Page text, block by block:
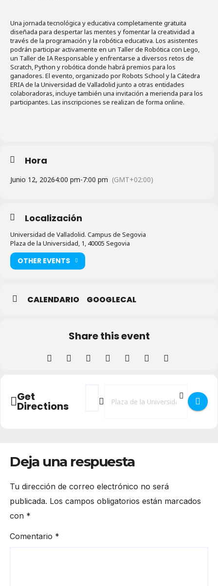
Una jornada tecnológica y educativa completamente gratuita
diseñada para despertar las mentes y fomentar la creatividad a
través de la programación y la robótica educativa. Los asistentes
podrán participar activamente en un Taller de Robótica con Lego,
un Taller de IA Responsable y enfrentarse a diversos retos de
Scratch, Python y robótica donde habrá premios para los
ganadores. El evento, organizado por Robots School y la Cátedra
ERIA de la Universidad de Valladolid junto a otras entidades
colaboradoras, incluye también una invitación a merienda para los
participantes. Las inscripciones se realizan de forma online.
Hora
Junio 12, 20264:00 pm-7:00 pm (GMT+02:00)
Localización
Universidad de Valladolid. Campus de Segovia
Plaza de la Universidad, 1, 40005 Segovia
OTHER EVENTS
CALENDARIO GOOGLECAL
Share this event
Get
Directions
Address - VII Scratch Day y II Uso
Destination Address - VII Scratch
Deja una respuesta
Tu dirección de correo electrónico no será
publicada. Los campos obligatorios están marcados
con *
Comentario *